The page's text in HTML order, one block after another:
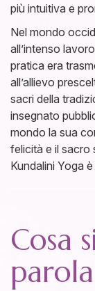
più intuitiva e
Nel mondo
all’intenso
pratica era
all’allievo
sacri della
insegnato
mondo la sua
felicità e il sacro
Kundalini Yoga
Cosa